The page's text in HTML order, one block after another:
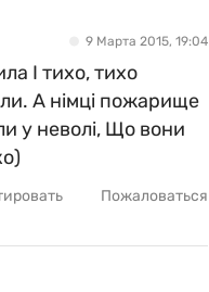
9 Марта 2015, 19:04
І тихо, тихо
А німцi пожарище
у неволі, Що вони
Пожаловаться